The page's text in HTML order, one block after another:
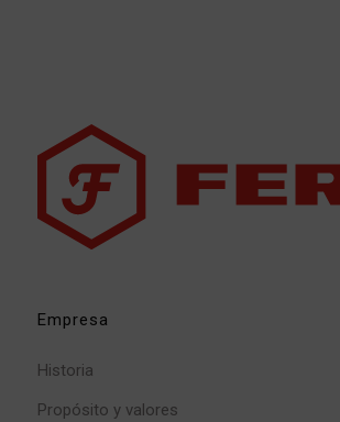
Empresa
Historia
Propósito y valores